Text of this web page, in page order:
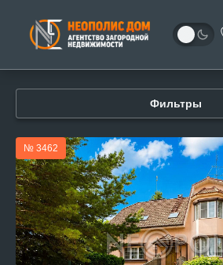
Фильтры
№ 3462